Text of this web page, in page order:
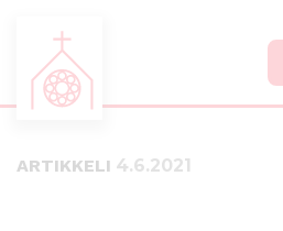
ARTIKKELI 4.6.2021